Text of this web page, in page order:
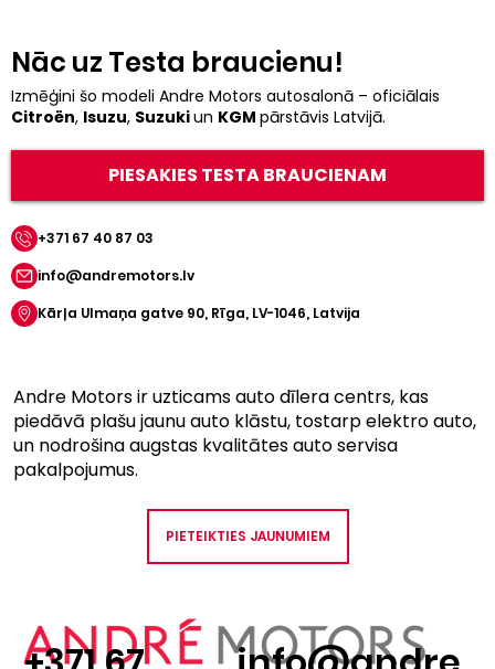
Nāc uz Testa braucienu!
Izmēģini šo modeli Andre Motors autosalonā – oficiālais
Citroën, Isuzu, Suzukiun KGM pārstāvis Latvijā.
PIESAKIES TESTA BRAUCIENAM
+371 67 40 87 03
Kārļa Ulmaņa gatve 90, Rīga, LV-1046, Latvija
info@andremotors.lv
Andre Motors ir uzticams auto dīlera centrs, kas
piedāvā plašu jaunu auto klāstu, tostarp elektro auto,
un nodrošina augstas kvalitātes auto servisa
pakalpojumus.
PIETEIKTIES JAUNUMIEM